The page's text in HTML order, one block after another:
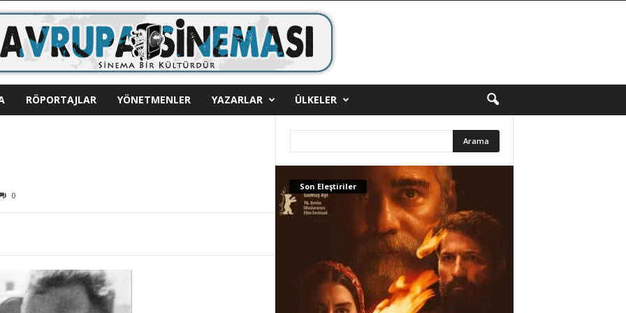
RÖPORTAJLAR YÖNETMENLER YAZARLAR ÜLKELER
0
Son Eleştiriler